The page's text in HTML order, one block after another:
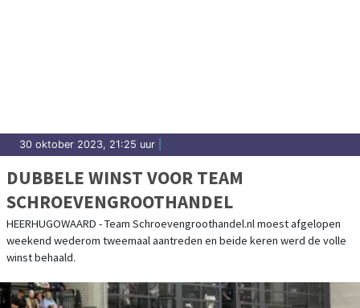
30 oktober 2023, 21:25 uur
DUBBELE WINST VOOR TEAM
SCHROEVENGROOTHANDEL
HEERHUGOWAARD - Team Schroevengroothandel.nl moest afgelopen
weekend wederom tweemaal aantreden en beide keren werd de volle
winst behaald.